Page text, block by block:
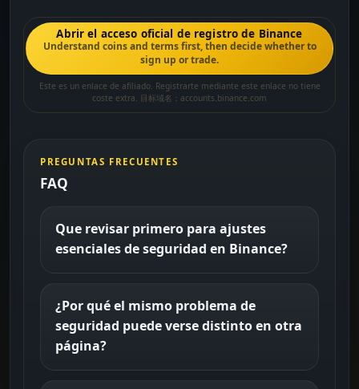
Abrir el acceso oficial de registro de Binance
Understand coins and terms first, then decide whether to
sign up or trade.
Este es un enlace de afiliado. Registrarte mediante este enlace no tiene
coste extra. 目标域名：accounts.binance.com
PREGUNTAS FRECUENTES
FAQ
Que revisar primero para ajustes
esenciales de seguridad en Binance?
¿Por qué el mismo problema de
seguridad puede verse distinto en otra
página?